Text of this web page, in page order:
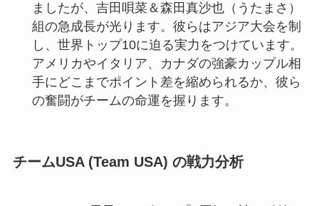
ましたが、吉田唄菜＆森田真沙也（うたまさ）
組の急成長が光ります。彼らはアジア大会を制
し、世界トップ10に迫る実力をつけています。
アメリカやイタリア、カナダの強豪カップル相
手にどこまでポイント差を縮められるか、彼ら
の奮闘がチームの命運を握ります。
チームUSA (Team USA) の戦力分析